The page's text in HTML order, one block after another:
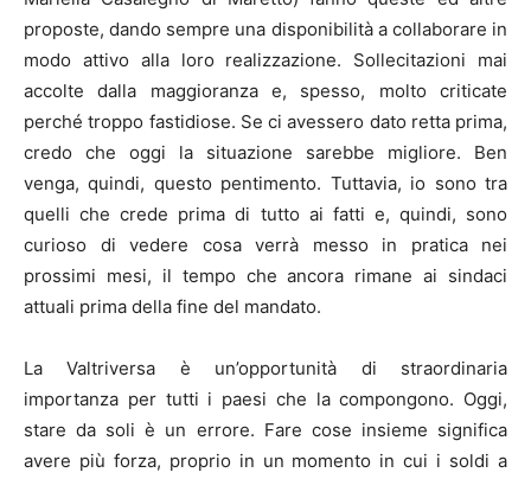
proposte, dando sempre una disponibilità a collaborare in
modo attivo alla loro realizzazione. Sollecitazioni mai
accolte dalla maggioranza e, spesso, molto criticate
perché troppo fastidiose. Se ci avessero dato retta prima,
credo che oggi la situazione sarebbe migliore. Ben
venga, quindi, questo pentimento. Tuttavia, io sono tra
quelli che crede prima di tutto ai fatti e, quindi, sono
curioso di vedere cosa verrà messo in pratica nei
prossimi mesi, il tempo che ancora rimane ai sindaci
attuali prima della fine del mandato.
La Valtriversa è un’opportunità di straordinaria
importanza per tutti i paesi che la compongono. Oggi,
stare da soli è un errore. Fare cose insieme significa
avere più forza, proprio in un momento in cui i soldi a